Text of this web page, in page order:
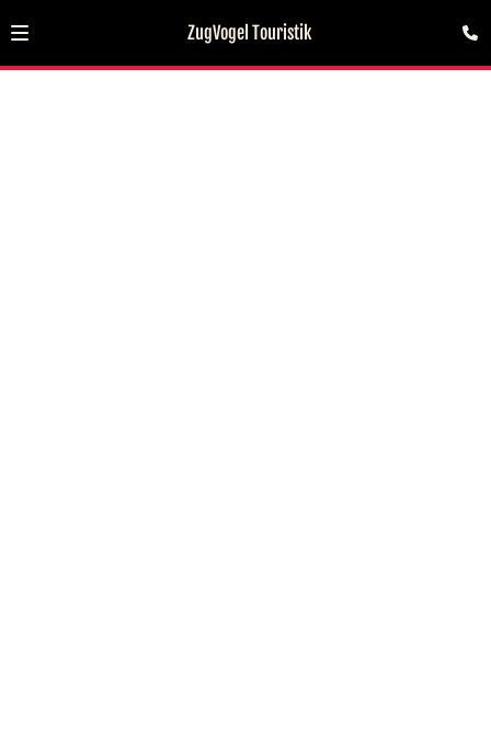
ZugVogel Touristik